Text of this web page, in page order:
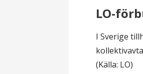
LO-
I Sverige
(Källa: LO)